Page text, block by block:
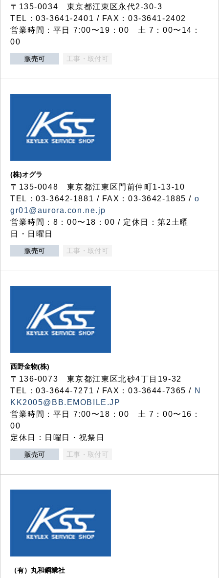
〒135-0034 東京都江東区永代2-30-3
TEL：03-3641-2401 / FAX：03-3641-2402
営業時間：平日 7:00〜19：00 土 7：00〜14：
00
販売可 工事・取付可
(株)オグラ
〒135-0048 東京都江東区門前仲町1-13-10
TEL：03-3642-1881 / FAX：03-3642-1885 / o
gr01@aurora.con.ne.jp
営業時間：8：00〜18：00 / 定休日：第2土曜
日・日曜日
販売可 工事・取付可
西野金物(株)
〒136-0073 東京都江東区北砂4丁目19-32
TEL：03‐3644‐7271 / FAX：03-3644-7365 / N
KK2005@BB.EMOBILE.JP
営業時間：平日 7:00〜18：00 土 7：00〜16：
00
定休日：日曜日・祝祭日
販売可 工事・取付可
（有）丸和鋼業社